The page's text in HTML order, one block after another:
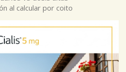
al calcular por coito